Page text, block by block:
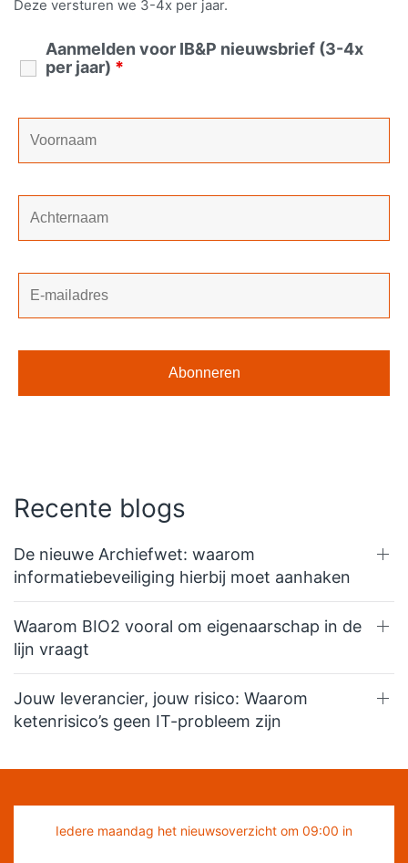
Deze versturen we 3-4x per jaar.
Aanmelden voor IB&P nieuwsbrief (3-4x
per jaar) *
Recente blogs
De nieuwe Archiefwet: waarom
informatiebeveiliging hierbij moet aanhaken
Waarom BIO2 vooral om eigenaarschap in de
lijn vraagt
Jouw leverancier, jouw risico: Waarom
ketenrisico’s geen IT-probleem zijn
Iedere maandag het nieuwsoverzicht om 09:00 in